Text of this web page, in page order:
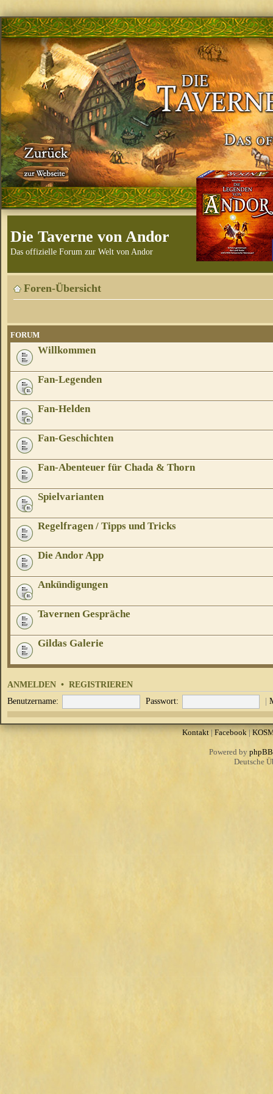
Die Taverne von Andor
Das offizielle Forum zur Welt von Andor
Foren-Übersicht
FORUM
Willkommen
Fan-Legenden
Fan-Helden
Fan-Geschichten
Fan-Abenteuer für Chada & Thorn
Spielvarianten
Regelfragen / Tipps und Tricks
Die Andor App
Ankündigungen
Tavernen Gespräche
Gildas Galerie
ANMELDEN • REGISTRIEREN
Benutzername: Passwort: |
Kontakt| Facebook|
Powered by phpBB
Deutsche